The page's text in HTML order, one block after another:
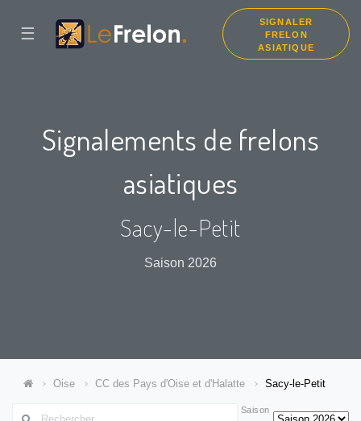
☰
SIGNALER
FRELON
ASIATIQUE
Signalements de frelons
asiatiques
Sacy-le-Petit
Saison 2026
Oise CC des Pays d'Oise et d'Halatte Sacy-le-Petit
Saison